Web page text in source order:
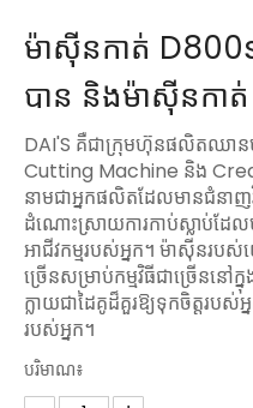
ម៉ាស៊ីនកាត់
បាន និងម៉ាស៊ីនកាត់
DAI'S គឺជាក្រុមហ៊ុនផលិតឈាន
Cutting Machine និង
នាមជាអ្នកផលិតដែលមានជំនាញវិ
ដំណោះស្រាយការកាប់ស្លាប់ដែ
អាជីវកម្មរបស់អ្នក។ ម៉ាស៊ីនរ
ច្រើនសម្រាប់កម្មវិធីជាច្រើននៅ
ក្លាយជាដៃគូដ៏គួរឱ្យទុកចិត្តរបស់
របស់អ្នក។
បរិមាណ៖